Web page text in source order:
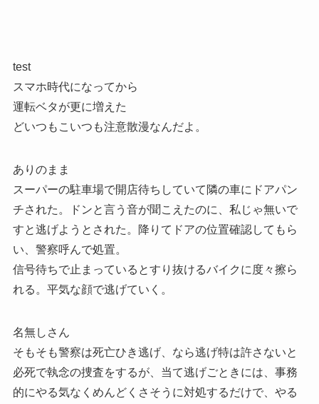
test
スマホ時代になってから
運転ベタが更に増えた
どいつもこいつも注意散漫なんだよ。
ありのまま
スーパーの駐車場で開店待ちしていて隣の車にドアパン
チされた。ドンと言う音が聞こえたのに、私じゃ無いで
すと逃げようとされた。降りてドアの位置確認してもら
い、警察呼んで処置。
信号待ちで止まっているとすり抜けるバイクに度々擦ら
れる。平気な顔で逃げていく。
名無しさん
そもそも警察は死亡ひき逃げ、なら逃げ特は許さないと
必死で執念の捜査をするが、当て逃げごときには、事務
的にやる気なくめんどくさそうに対処するだけで、やる